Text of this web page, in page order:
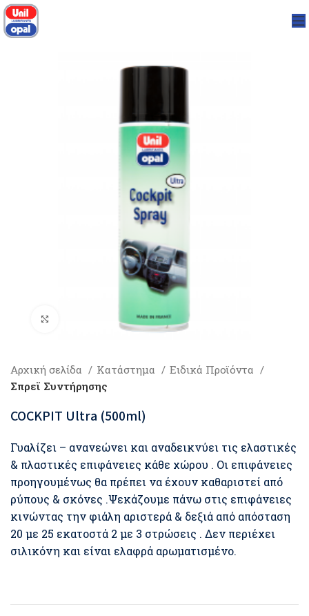
Click to enlarge
Αρχική σελίδα Κατάστημα
Ειδικά Προϊόντα
Σπρεϊ Συντήρησης
COCKPIT Ultra (500ml)
Γυαλίζει – ανανεώνει και αναδεικνύει τις ελαστικές
& πλαστικές επιφάνειες κάθε χώρου . Οι επιφάνειες
προηγουμένως θα πρέπει να έχουν καθαριστεί από
ρύπους & σκόνες .Ψεκάζουμε πάνω στις επιφάνειες
κινώντας την φιάλη αριστερά & δεξιά από απόσταση
20 με 25 εκατοστά 2 με 3 στρώσεις . Δεν περιέχει
σιλικόνη και είναι ελαφρά αρωματισμένο.